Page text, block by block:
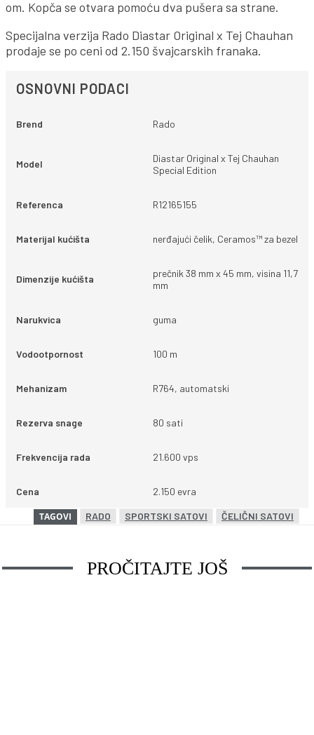
om. Kopča se otvara pomoću dva pušera sa strane.
Specijalna verzija Rado Diastar Original x Tej Chauhan
prodaje se po ceni od 2.150 švajcarskih franaka.
OSNOVNI PODACI
Brend Rado
Model
Diastar Original x Tej Chauhan
Special Edition
Referenca R12165155
Materijal kućišta nerđajući čelik, Ceramos™ za bezel
Dimenzije kućišta
prečnik 38 mm x 45 mm, visina 11,7
mm
Narukvica guma
Vodootpornost 100 m
Mehanizam R764, automatski
Rezerva snage 80 sati
Frekvencija rada 21.600 vps
Cena 2.150 evra
TAGOVI RADO SPORTSKI SATOVI ČELIČNI SATOVI
PROČITAJTE JOŠ